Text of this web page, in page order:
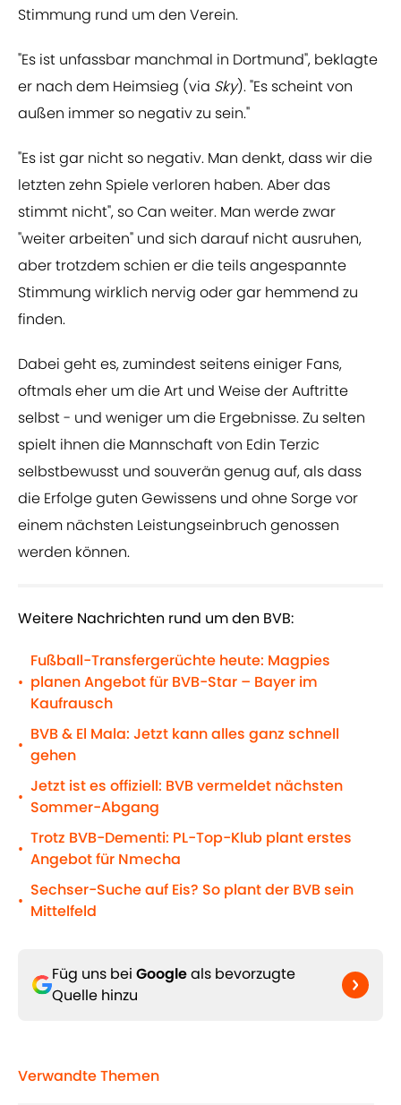
Stimmung rund um den Verein.
"Es ist unfassbar manchmal in Dortmund", beklagte
er nach dem Heimsieg (via Sky). "Es scheint von
außen immer so negativ zu sein."
"Es ist gar nicht so negativ. Man denkt, dass wir die
letzten zehn Spiele verloren haben. Aber das
stimmt nicht", so Can weiter. Man werde zwar
"weiter arbeiten" und sich darauf nicht ausruhen,
aber trotzdem schien er die teils angespannte
Stimmung wirklich nervig oder gar hemmend zu
finden.
Dabei geht es, zumindest seitens einiger Fans,
oftmals eher um die Art und Weise der Auftritte
selbst - und weniger um die Ergebnisse. Zu selten
spielt ihnen die Mannschaft von Edin Terzic
selbstbewusst und souverän genug auf, als dass
die Erfolge guten Gewissens und ohne Sorge vor
einem nächsten Leistungseinbruch genossen
werden können.
Weitere Nachrichten rund um den BVB:
•
Fußball-Transfergerüchte heute: Magpies
planen Angebot für BVB-Star – Bayer im
Kaufrausch
•
BVB & El Mala: Jetzt kann alles ganz schnell
gehen
•
Jetzt ist es offiziell: BVB vermeldet nächsten
Sommer-Abgang
•
Trotz BVB-Dementi: PL-Top-Klub plant erstes
Angebot für Nmecha
•
Sechser-Suche auf Eis? So plant der BVB sein
Mittelfeld
Füg uns bei Googleals bevorzugte
Quelle hinzu
Verwandte Themen